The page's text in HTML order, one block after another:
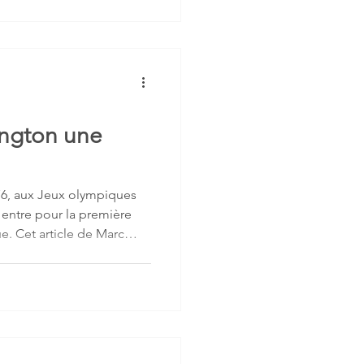
une
aux Jeux olympiques
pour la première
Cet article de Marc